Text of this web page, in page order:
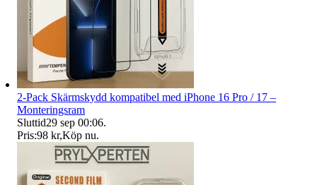
2-Pack Skärmskydd kompatibel med iPhone 16 Pro / 17 –
Monteringsram
Sluttid29 sep 00:06.
Pris:98 kr,Köp nu.